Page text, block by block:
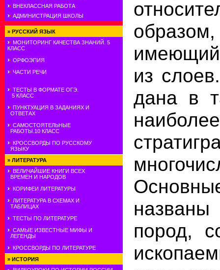
ВНЕКЛАССНАЯ РАБОТА
АДМИНИСТРАЦИЯ ШКОЛЫ
» РУССКИЙ ЯЗЫК
МОНИТОРИНГ КАЧЕСТВА ЗНАНИЙ. 5
КЛАСС
ОРФОЭПИЯ
ЧАСТИ РЕЧИ
ТЕСТЫ В ФОРМАТЕ ОГЭ.
5 КЛАСС
ПУНКТУАЦИЯ В ЗАДАНИЯХ И
ОТВЕТАХ
САМОСТОЯТЕЛЬНЫЕ
РАБОТЫ.10 КЛАСС
КРОССВОРДЫ ПО РУССКОМУ
ЯЗЫКУ
» ЛИТЕРАТУРА
ВЕЛИЧАЙШИЕ КНИГИ ВСЕХ
ВРЕМЕН И НАРОДОВ
КОРИФЕИ ЛИТЕРАТУРЫ
ЛИТЕРАТУРА В СХЕМАХ И
ТАБЛИЦАХ
ТЕСТЫ ПО ЛИТЕРАТУРЕ
САМЫЕ ИЗВЕСТНЫЕ МИФЫ И
ЛЕГЕНДЫ
КРОССВОРДЫ ПО ЛИТЕРАТУРЕ
» ИСТОРИЯ
имеющий
из
дана в
пород,